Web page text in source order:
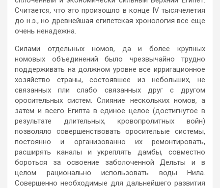
Считается, что это произошло в конце IV тысячелетия
до н.э., но древнейшая египетская хронология все еще
очень ненадежна.
Силами отдельных номов, да и более крупных
номовых объединений было чрезвычайно трудно
поддерживать на должном уровне все ирригационное
хозяйство страны, состоявшее из небольших, не
связанных пли слабо связанных друг с другом
оросительных систем. Слияние нескольких номов, а
затем и всего Египта в единое целое (достигнутое в
результате длительных, кровопролитных войн)
позволяло совершенствовать оросительые системы,
постоянно и организованно их ремонтировать,
расширять каналы и укреплять дамбы, совместно
бороться за освоение заболоченной Дельты и в
целом рационально использовать воды Нила.
Совершенно необходимые для дальнейшего развития